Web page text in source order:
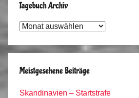
Tagebuch Archiv
Tagebuch
Meistgesehene Beiträge
Skandinavien – Startstrafe